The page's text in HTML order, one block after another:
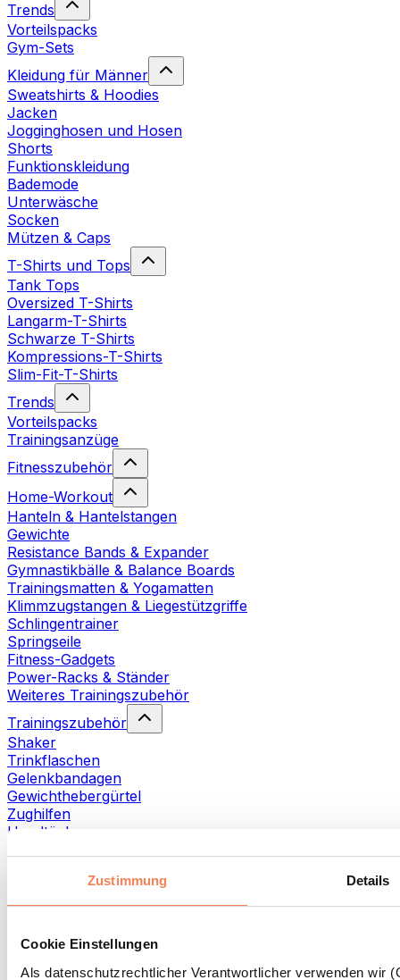
Zustimmung Details
Cookie Einstellungen
Als datenschutzrechtlicher Verantwortlicher verwenden wir
Trends
Vorteilspacks
Gym-Sets
Kleidung für Männer
Sweatshirts & Hoodies
Jacken
Jogginghosen und Hosen
Shorts
Funktionskleidung
Bademode
Unterwäsche
Socken
Mützen & Caps
T-Shirts und Tops
Tank Tops
Oversized T-Shirts
Langarm-T-Shirts
Schwarze T-Shirts
Kompressions-T-Shirts
Slim-Fit-T-Shirts
Trends
Vorteilspacks
Trainingsanzüge
Fitnesszubehör
Home-Workout
Hanteln & Hantelstangen
Gewichte
Resistance Bands & Expander
Gymnastikbälle & Balance Boards
Trainingsmatten & Yogamatten
Klimmzugstangen & Liegestützgriffe
Schlingentrainer
Springseile
Fitness-Gadgets
Power-Racks & Ständer
Weiteres Trainingszubehör
Trainingszubehör
Shaker
Trinkflaschen
Gelenkbandagen
Gewichthebergürtel
Zughilfen
Handtücher
Faszien- und Massagerollen
Weitere Rehabilitationshilfen